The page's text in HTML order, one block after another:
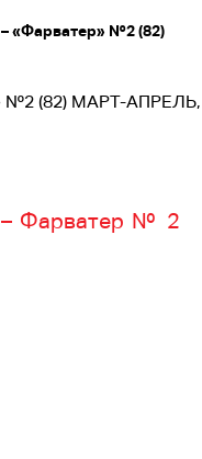
«Фарватер» №2 (82)
(82) МАРТ-АПРЕЛЬ,
Фарватер № 2